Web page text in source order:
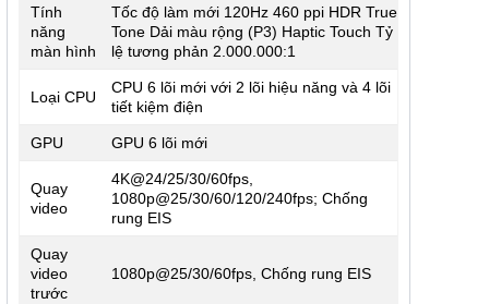
Tính
năng
màn hình
Tốc độ làm mới 120Hz 460 ppi HDR True
Tone Dải màu rộng (P3) Haptic Touch Tỷ
lệ tương phản 2.000.000:1
Loại CPU
CPU 6 lõi mới với 2 lõi hiệu năng và 4 lõi
tiết kiệm điện
GPU GPU 6 lõi mới
Quay
video
4K@24/25/30/60fps,
1080p@25/30/60/120/240fps; Chống
rung EIS
Quay
video
trước
1080p@25/30/60fps, Chống rung EIS